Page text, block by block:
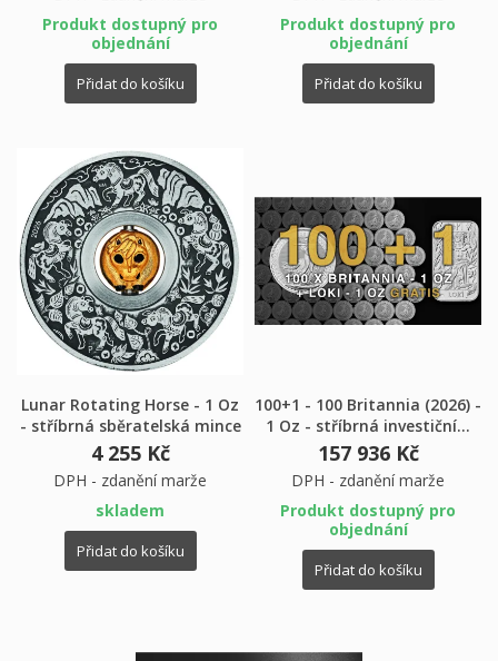
Produkt dostupný pro
objednání
Přidat do košíku
Produkt dostupný pro
objednání
Přidat do košíku
Lunar Rotating Horse - 1 Oz
- stříbrná sběratelská mince
4 255 Kč
DPH - zdanění marže
skladem
Přidat do košíku
100+1 - 100 Britannia (2026) -
1 Oz - stříbrná investiční...
157 936 Kč
DPH - zdanění marže
Produkt dostupný pro
objednání
Přidat do košíku
((cancelText)) ((modalDeleteText))
Zrušit Vytvořit seznam přání
Zrušit Přihlásit se